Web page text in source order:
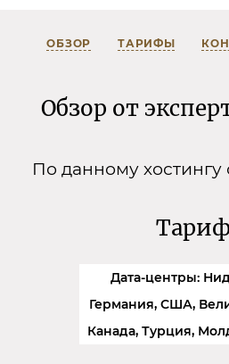
ОБЗОР ТАРИФЫ
Обзор от
По данному хостингу
Дата-центры:
Германия, США,
Канада, Турция,